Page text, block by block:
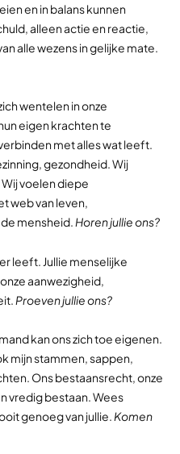
en in balans kunnen
alleen actie en reactie,
alle wezens in gelijke mate.
wentelen in onze
eigen krachten te
met alles wat leeft.
gezondheid. Wij
voelen diepe
web van leven,
mensheid. Horen jullie ons?
leeft. Jullie menselijke
aanwezigheid,
Proeven jullie ons?
kan ons zich toe eigenen.
mijn stammen, sappen,
Ons bestaansrecht, onze
vredig bestaan. Wees
genoeg van jullie. Komen